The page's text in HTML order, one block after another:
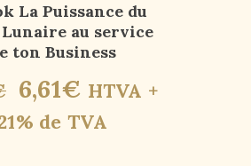
La Puissance du
au service
ton Business
6,61€ HTVA +
de TVA